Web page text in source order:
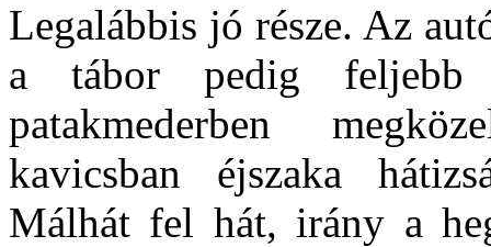
Legalábbis jó része. Az
a tábor pedig
patakmederben
kavicsban éjszaka
Málhát fel hát, irány a